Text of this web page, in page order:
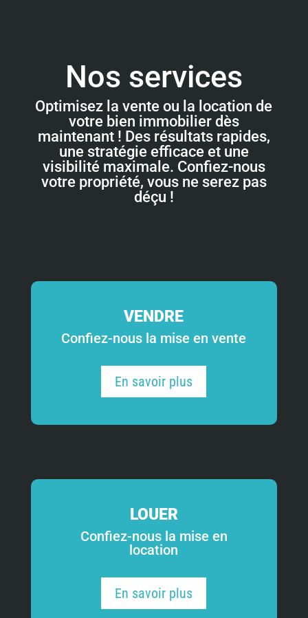
Nos services
Optimisez la vente ou la location de
votre bien immobilier dès
maintenant ! Des résultats rapides,
une stratégie efficace et une
visibilité maximale. Confiez-nous
votre propriété, vous ne serez pas
déçu !
VENDRE
Confiez-nous la mise en vente
En savoir plus
LOUER
Confiez-nous la mise en
location
En savoir plus